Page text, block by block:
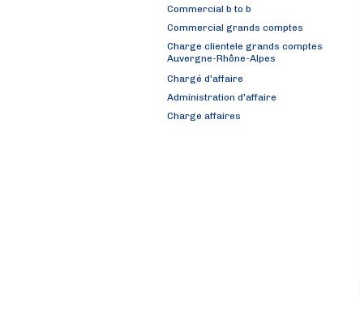
Commercial b to b
Commercial grands comptes
Charge clientele grands comptes
Auvergne-Rhône-Alpes
Chargé d'affaire
Administration d'affaire
Charge affaires